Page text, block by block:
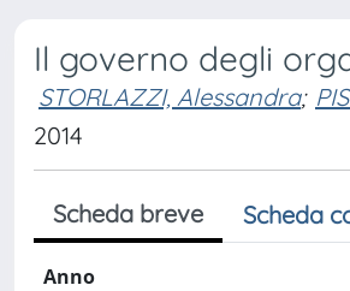
Il governo degli
STORLAZZI, Alessandra;
2014
Scheda breve Scheda
Anno